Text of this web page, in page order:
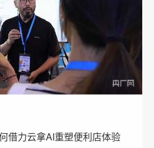
借力云拿AI重塑便利店体验